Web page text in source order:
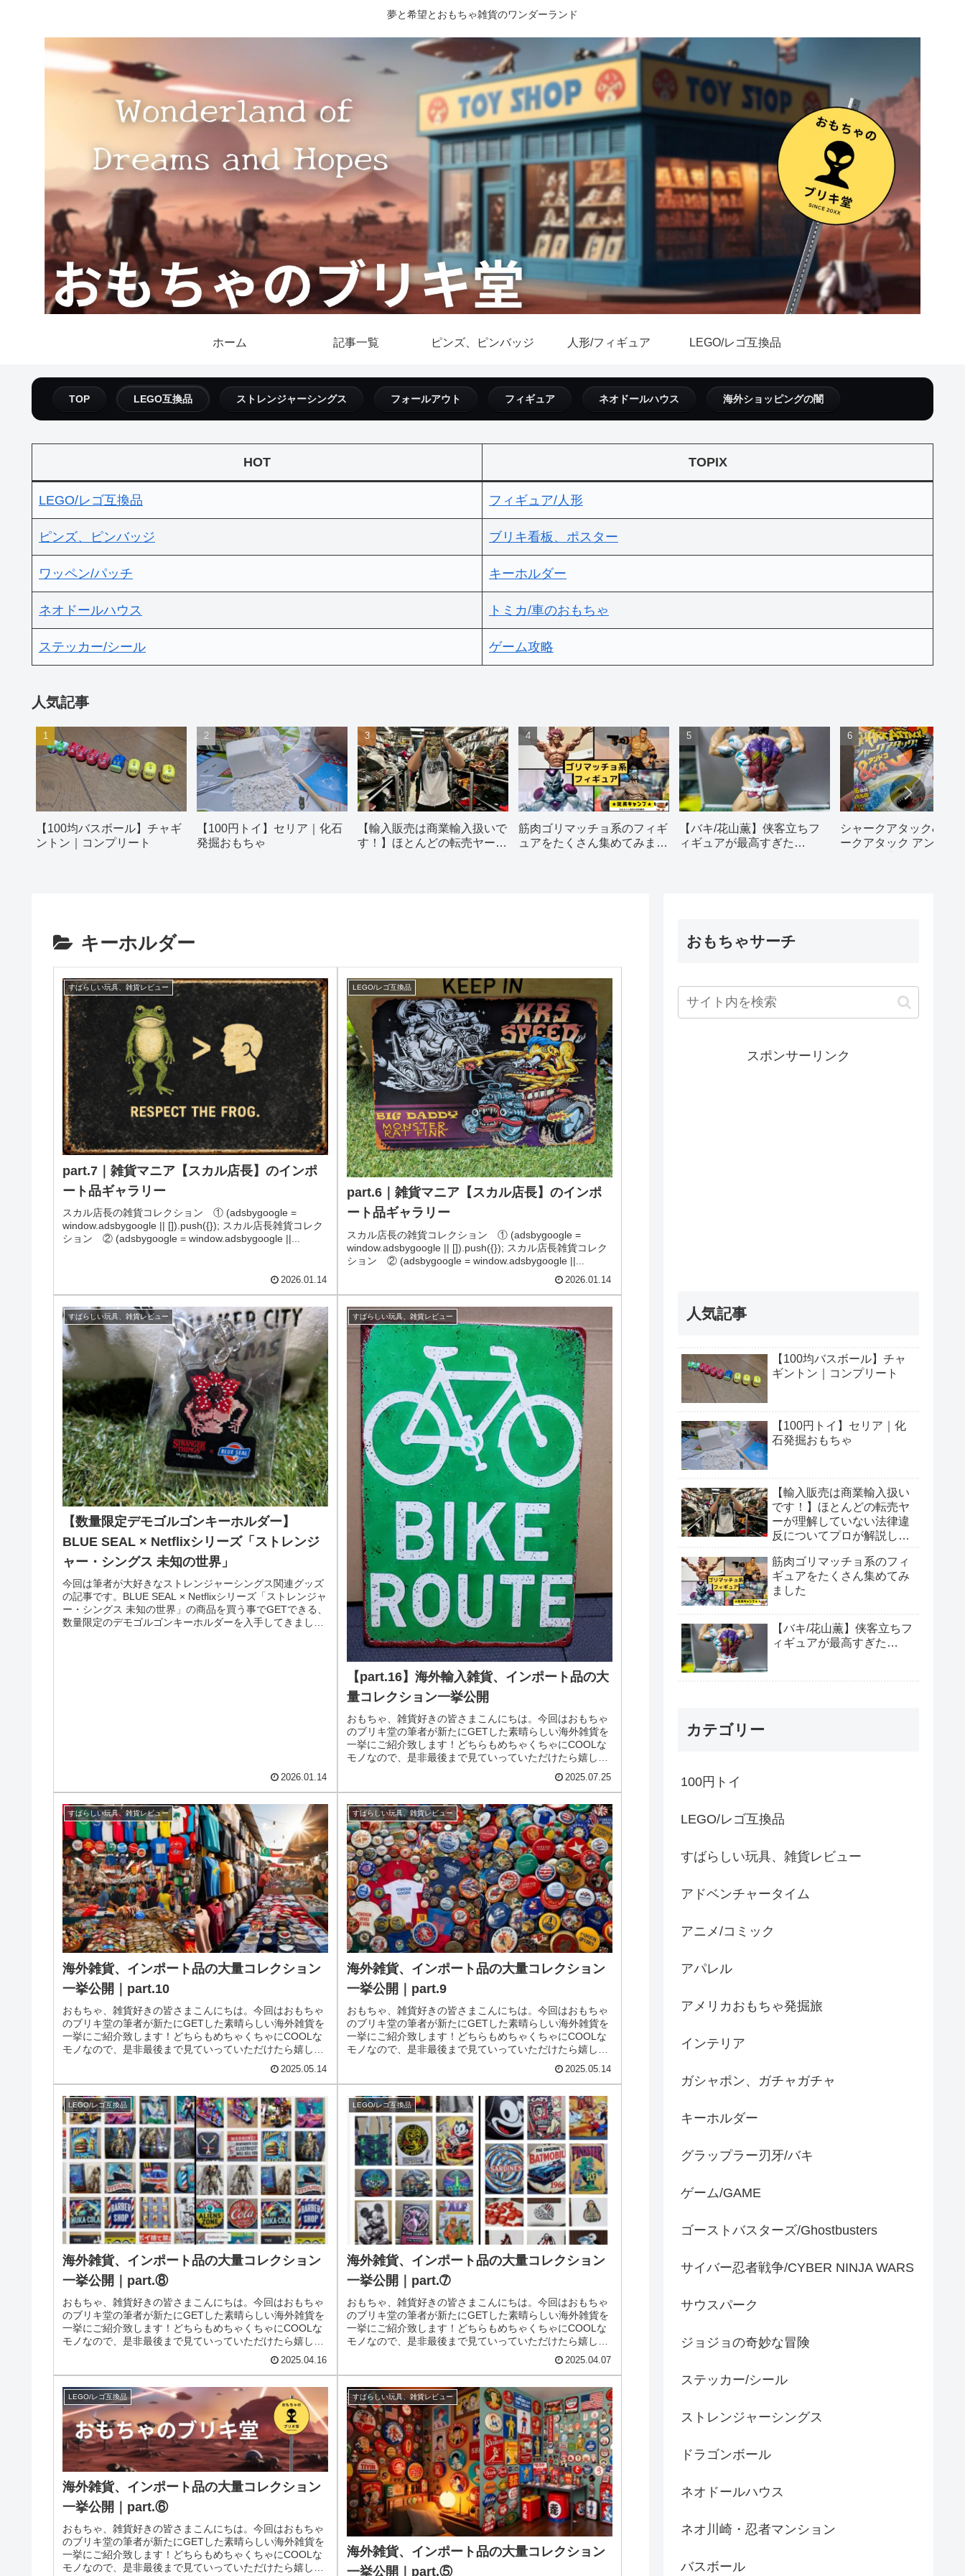
夢と希望とおもちゃ雑貨のワンダーランド
ホーム 記事一覧 ピンズ、ピンバッジ 人形/フィギュア LEGO/レゴ互換品
TOP LEGO互換品 ストレンジャーシングス フォールアウト フィギュア ネオドールハウス 海外ショッピングの闇
HOT TOPIX
LEGO/レゴ互換品 フィギュア/人形
ピンズ、ピンバッジ ブリキ看板、ポスター
ワッペン/パッチ キーホルダー
ネオドールハウス トミカ/車のおもちゃ
ステッカー/シール ゲーム攻略
人気記事
【100均バスボール】チャギ
ントン｜コンプリート
【100円トイ】セリア｜化石
発掘おもちゃ
【輸入販売は商業輸入扱いで
す！】ほとんどの転売ヤーが
筋肉ゴリマッチョ系のフィギ
ュアをたくさん集めてみまし
【バキ/花山薫】侠客立ちフ
ィギュアが最高すぎた…
シャークアタック&co
ークアタック アンドコ
キーホルダー
すばらしい玩具、雑貨レビュー
part.7｜雑貨マニア【スカル店長】のインポ
ート品ギャラリー
スカル店長の雑貨コレクション ① (adsbygoogle =
window.adsbygoogle || []).push({}); スカル店長雑貨コレク
ション ② (adsbygoogle = window.adsbygoogle ||...
2026.01.14
LEGO/レゴ互換品
part.6｜雑貨マニア【スカル店長】のインポ
ート品ギャラリー
スカル店長の雑貨コレクション ① (adsbygoogle =
window.adsbygoogle || []).push({}); スカル店長雑貨コレク
ション ② (adsbygoogle = window.adsbygoogle ||...
2026.01.14
すばらしい玩具、雑貨レビュー
【数量限定デモゴルゴンキーホルダー】
BLUE SEAL × Netflixシリーズ「ストレンジ
ャー・シングス 未知の世界」
今回は筆者が大好きなストレンジャーシングス関連グッズ
の記事です。BLUE SEAL × Netflixシリーズ「ストレンジャ
ー・シングス 未知の世界」の商品を買う事でGETできる、
数量限定のデモゴルゴンキーホルダーを入手してきました
2026.01.14
すばらしい玩具、雑貨レビュー
【part.16】海外輸入雑貨、インポート品の大
量コレクション一挙公開
おもちゃ、雑貨好きの皆さまこんにちは。今回はおもちゃ
のブリキ堂の筆者が新たにGETした素晴らしい海外雑貨を
一挙にご紹介致します！どちらもめちゃくちゃにCOOLな
モノなので、是非最後まで見ていっていただけたら嬉しい
2025.07.25
すばらしい玩具、雑貨レビュー
海外雑貨、インポート品の大量コレクション
一挙公開｜part.10
おもちゃ、雑貨好きの皆さまこんにちは。今回はおもちゃ
のブリキ堂の筆者が新たにGETした素晴らしい海外雑貨を
一挙にご紹介致します！どちらもめちゃくちゃにCOOLな
モノなので、是非最後まで見ていっていただけたら嬉しい
2025.05.14
すばらしい玩具、雑貨レビュー
海外雑貨、インポート品の大量コレクション
一挙公開｜part.9
おもちゃ、雑貨好きの皆さまこんにちは。今回はおもちゃ
のブリキ堂の筆者が新たにGETした素晴らしい海外雑貨を
一挙にご紹介致します！どちらもめちゃくちゃにCOOLな
モノなので、是非最後まで見ていっていただけたら嬉しい
2025.05.14
LEGO/レゴ互換品
海外雑貨、インポート品の大量コレクション
一挙公開｜part.⑧
おもちゃ、雑貨好きの皆さまこんにちは。今回はおもちゃ
のブリキ堂の筆者が新たにGETした素晴らしい海外雑貨を
一挙にご紹介致します！どちらもめちゃくちゃにCOOLな
モノなので、是非最後まで見ていっていただけたら嬉しい
2025.04.16
LEGO/レゴ互換品
海外雑貨、インポート品の大量コレクション
一挙公開｜part.➆
おもちゃ、雑貨好きの皆さまこんにちは。今回はおもちゃ
のブリキ堂の筆者が新たにGETした素晴らしい海外雑貨を
一挙にご紹介致します！どちらもめちゃくちゃにCOOLな
モノなので、是非最後まで見ていっていただけたら嬉しい
2025.04.07
LEGO/レゴ互換品
海外雑貨、インポート品の大量コレクション
一挙公開｜part.⑥
おもちゃ、雑貨好きの皆さまこんにちは。今回はおもちゃ
のブリキ堂の筆者が新たにGETした素晴らしい海外雑貨を
一挙にご紹介致します！どちらもめちゃくちゃにCOOLな
モノなので、是非最後まで見ていっていただけたら嬉しい
すばらしい玩具、雑貨レビュー
海外雑貨、インポート品の大量コレクション
一挙公開｜part.⑤
おもちゃサーチ
スポンサーリンク
人気記事
【100均バスボール】チャ
ギントン｜コンプリート
【100円トイ】セリア｜化
石発掘おもちゃ
【輸入販売は商業輸入扱い
です！】ほとんどの転売ヤ
ーが理解していない法律違
反についてプロが解説しま
筋肉ゴリマッチョ系のフィ
ギュアをたくさん集めてみ
ました
【バキ/花山薫】侠客立ちフ
ィギュアが最高すぎた…
カテゴリー
100円トイ
LEGO/レゴ互換品
すばらしい玩具、雑貨レビュー
アドベンチャータイム
アニメ/コミック
アパレル
アメリカおもちゃ発掘旅
インテリア
ガシャポン、ガチャガチャ
キーホルダー
グラップラー刃牙/バキ
ゲーム/GAME
ゴーストバスターズ/Ghostbusters
サイバー忍者戦争/CYBER NINJA WARS
サウスパーク
ジョジョの奇妙な冒険
ステッカー/シール
ストレンジャーシングス
ドラゴンボール
ネオドールハウス
ネオ川崎・忍者マンション
バスボール